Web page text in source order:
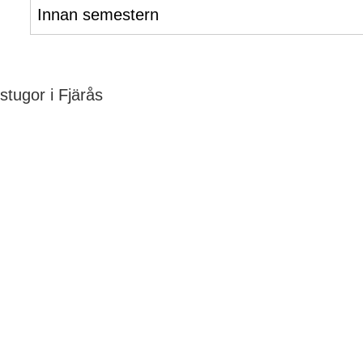
Innan semestern
i Fjärås